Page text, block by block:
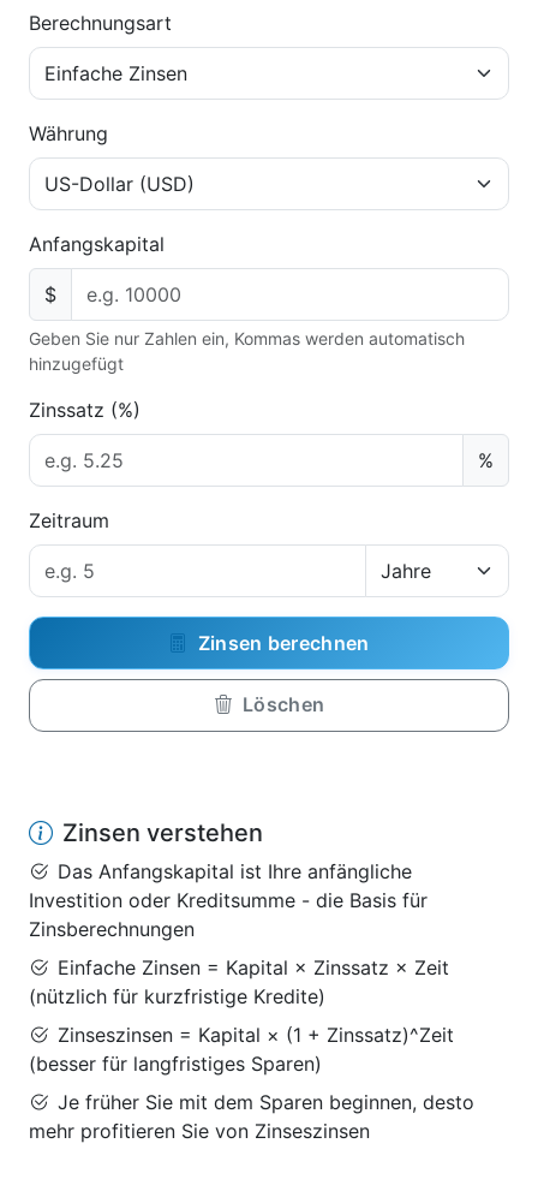
Berechnungsart
Währung
Anfangskapital
$
Geben Sie nur Zahlen ein, Kommas werden automatisch
hinzugefügt
Zinssatz (%)
%
Zeitraum
Zinsen berechnen
Löschen
Zinsen verstehen
Das Anfangskapital ist Ihre anfängliche
Investition oder Kreditsumme - die Basis für
Zinsberechnungen
Einfache Zinsen = Kapital × Zinssatz × Zeit
(nützlich für kurzfristige Kredite)
Zinseszinsen = Kapital × (1 + Zinssatz)^Zeit
(besser für langfristiges Sparen)
Je früher Sie mit dem Sparen beginnen, desto
mehr profitieren Sie von Zinseszinsen